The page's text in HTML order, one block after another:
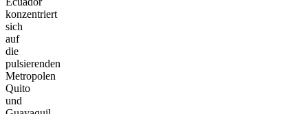
konzentriert
sich
auf
die
pulsierenden
Metropolen
Quito
und